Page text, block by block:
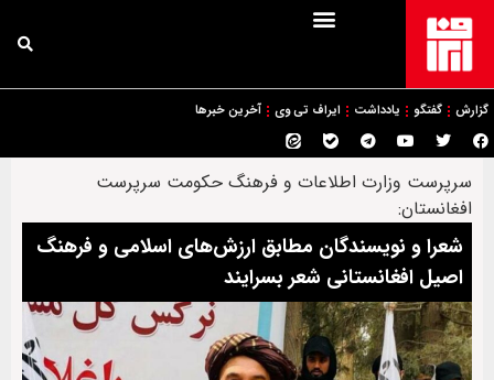
گزارش گفتگو یادداشت ایراف تی وی آخرین خبرها
سرپرست وزارت اطلاعات و فرهنگ حکومت سرپرست
افغانستان:
شعرا و نویسندگان مطابق ارزش‌های اسلامی و فرهنگ
اصیل افغانستانی شعر بسرایند